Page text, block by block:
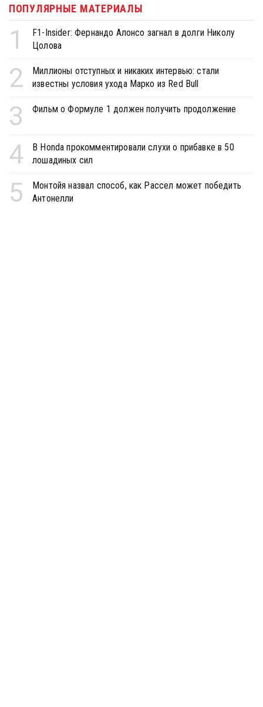
ПОПУЛЯРНЫЕ МАТЕРИАЛЫ
1
F1-Insider: Фернандо Алонсо загнал в долги Николу
Цолова
2
Миллионы отступных и никаких интервью: стали
известны условия ухода Марко из Red Bull
3 Фильм о Формуле 1 должен получить продолжение
4
В Honda прокомментировали слухи о прибавке в 50
лошадиных сил
5
Монтойя назвал способ, как Рассел может победить
Антонелли